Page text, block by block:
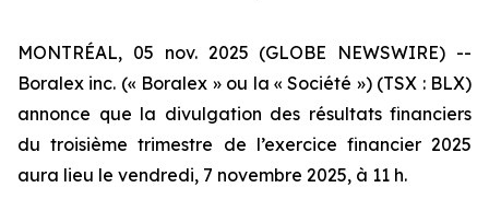
MONTRÉAL, 05 nov. 2025 (GLOBE NEWSWIRE) --
Boralex inc. (« Boralex » ou la « Société ») (TSX : BLX)
annonce que la divulgation des résultats financiers
du troisième trimestre de l’exercice financier 2025
aura lieu le vendredi, 7 novembre 2025, à 11 h.